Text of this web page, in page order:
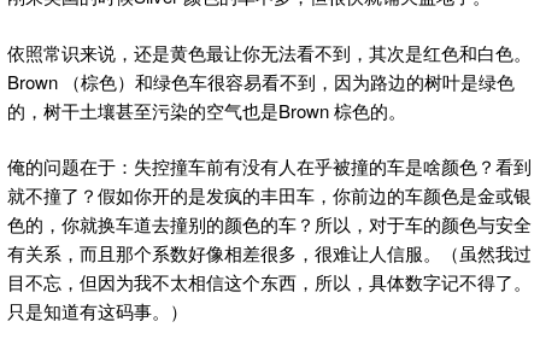
依照常识来说，还是黄色最让你无法看不到，其次是红色和白色。
Brown （棕色）和绿色车很容易看不到，因为路边的树叶是绿色
的，树干土壤甚至污染的空气也是Brown 棕色的。
俺的问题在于：失控撞车前有没有人在乎被撞的车是啥颜色？看到
就不撞了？假如你开的是发疯的丰田车，你前边的车颜色是金或银
色的，你就换车道去撞别的颜色的车？所以，对于车的颜色与安全
有关系，而且那个系数好像相差很多，很难让人信服。（虽然我过
目不忘，但因为我不太相信这个东西，所以，具体数字记不得了。
只是知道有这码事。）